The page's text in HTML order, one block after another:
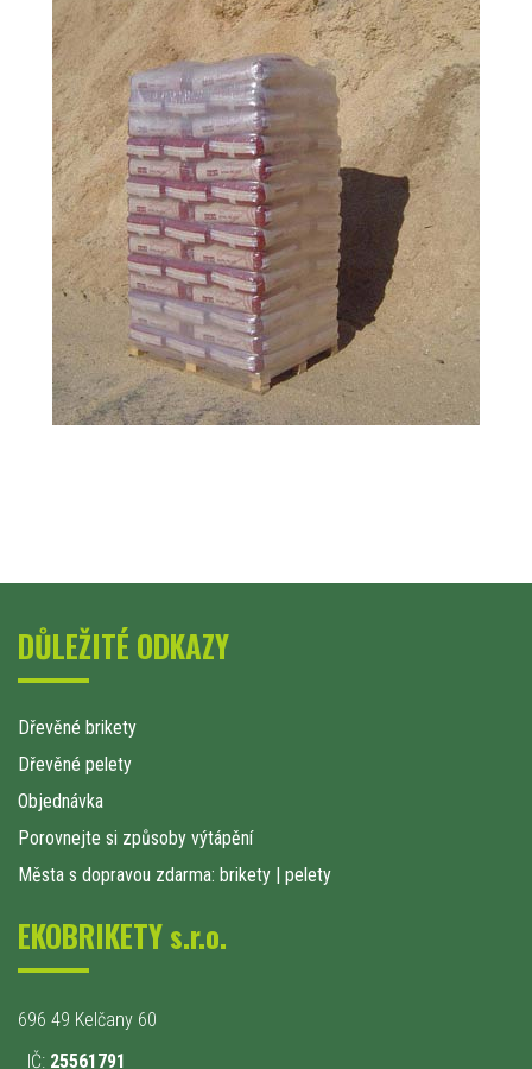
DŮLEŽITÉ ODKAZY
Dřevěné brikety
Dřevěné pelety
Objednávka
Porovnejte si způsoby výtápění
Města s dopravou zdarma: brikety | pelety
EKOBRIKETY s.r.o.
696 49 Kelčany 60
IČ: 25561791